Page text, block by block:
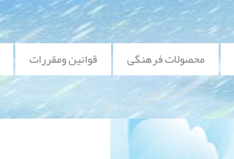
محصولات فرهنگی قوانین ومقررات